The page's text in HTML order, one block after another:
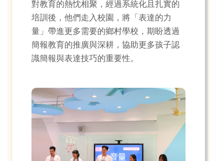
對教育的熱忱相聚，經過系統化且扎實的
培訓後，他們走入校園，將「表達的力
量」帶進更多需要的鄉村學校，期盼透過
簡報教育的推廣與深耕，協助更多孩子認
識簡報與表達技巧的重要性。